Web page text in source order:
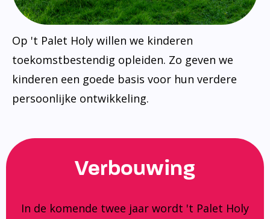
Op 't Palet Holy willen we kinderen
toekomstbestendig opleiden. Zo geven we
kinderen een goede basis voor hun verdere
persoonlijke ontwikkeling.
Verbouwing
In de komende twee jaar wordt 't Palet Holy